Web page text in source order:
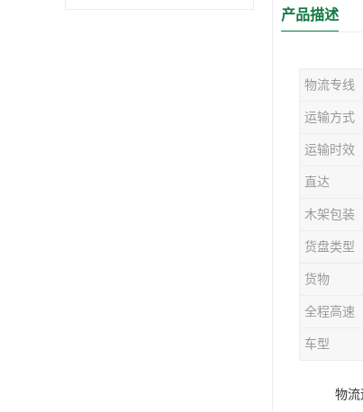
产品描述
物流专线
运输方式
运输时效
直达
木架包装
货盘类型
货物
全程高速
车型
物流